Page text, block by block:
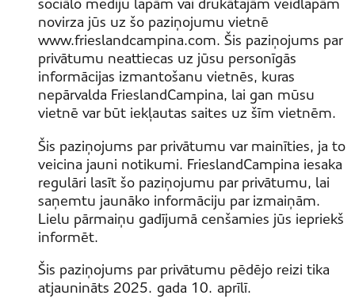
sociālo mediju lapām vai drukātajām veidlapām
novirza jūs uz šo paziņojumu vietnē
www.frieslandcampina.com. Šis paziņojums par
privātumu neattiecas uz jūsu personīgās
informācijas izmantošanu vietnēs, kuras
nepārvalda FrieslandCampina, lai gan mūsu
vietnē var būt iekļautas saites uz šīm vietnēm.
Šis paziņojums par privātumu var mainīties, ja to
veicina jauni notikumi. FrieslandCampina iesaka
regulāri lasīt šo paziņojumu par privātumu, lai
saņemtu jaunāko informāciju par izmaiņām.
Lielu pārmaiņu gadījumā cenšamies jūs iepriekš
informēt.
Šis paziņojums par privātumu pēdējo reizi tika
atjaunināts 2025. gada 10. aprīlī.